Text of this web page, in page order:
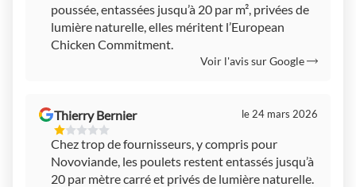
poussée, entassées jusqu’à 20 par m², privées de
lumière naturelle, elles méritent l’European
Chicken Commitment.
Voir l'avis sur Google
Thierry Bernier
1
Étoiles
Sur
5
le 24 mars 2026
Chez trop de fournisseurs, y compris pour
Novoviande, les poulets restent entassés jusqu’à
20 par mètre carré et privés de lumière naturelle.